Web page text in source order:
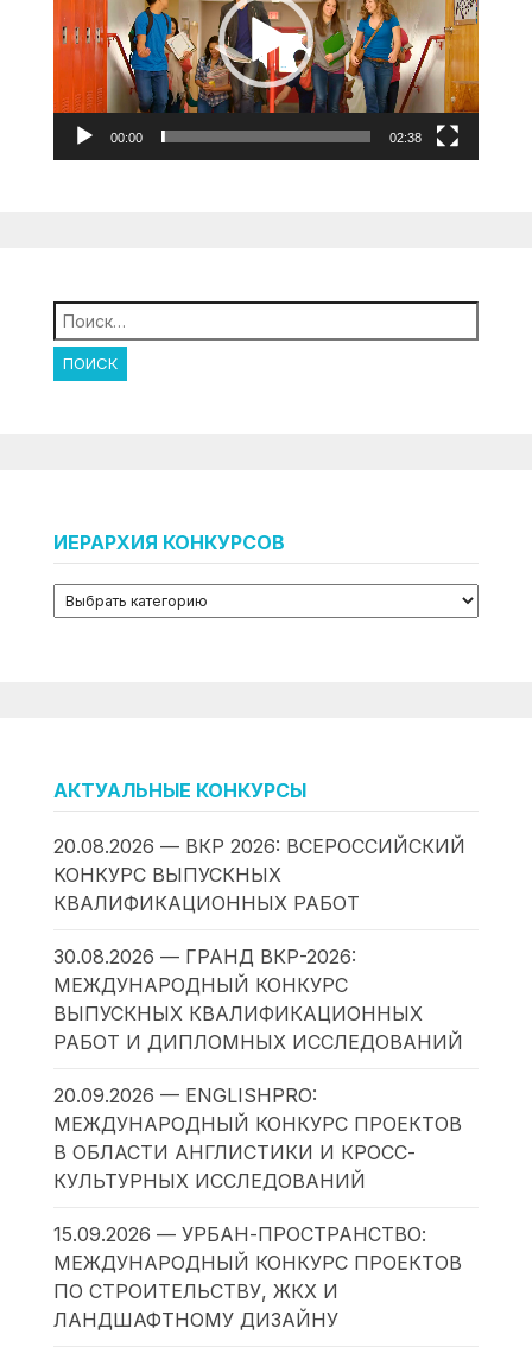
00:00 02:38
Найти:
ИЕРАРХИЯ КОНКУРСОВ
АКТУАЛЬНЫЕ КОНКУРСЫ
20.08.2026 — ВКР 2026: ВСЕРОССИЙСКИЙ
КОНКУРС ВЫПУСКНЫХ
КВАЛИФИКАЦИОННЫХ РАБОТ
30.08.2026 — ГРАНД ВКР-2026:
МЕЖДУНАРОДНЫЙ КОНКУРС
ВЫПУСКНЫХ КВАЛИФИКАЦИОННЫХ
РАБОТ И ДИПЛОМНЫХ ИССЛЕДОВАНИЙ
20.09.2026 — ENGLISHPRO:
МЕЖДУНАРОДНЫЙ КОНКУРС ПРОЕКТОВ
В ОБЛАСТИ АНГЛИСТИКИ И КРОСС-
КУЛЬТУРНЫХ ИССЛЕДОВАНИЙ
15.09.2026 — УРБАН-ПРОСТРАНСТВО:
МЕЖДУНАРОДНЫЙ КОНКУРС ПРОЕКТОВ
ПО СТРОИТЕЛЬСТВУ, ЖКХ И
ЛАНДШАФТНОМУ ДИЗАЙНУ